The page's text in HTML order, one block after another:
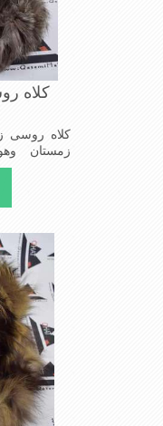
کلاه
کلاه روسی
زمستان
سایز)وجنس
تهیه شده
باشدبه
سرد
گرم نگاه می